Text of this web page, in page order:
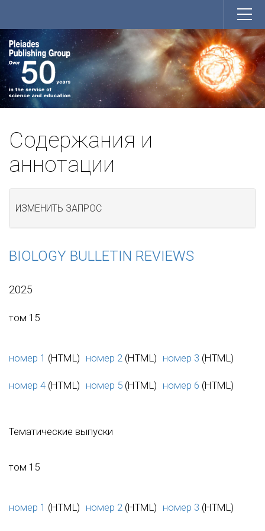
Содержания и
аннотации
ИЗМЕНИТЬ ЗАПРОС
BIOLOGY BULLETIN REVIEWS
2025
том 15
номер 1 (HTML) номер 2 (HTML) номер 3 (HTML)
номер 4 (HTML) номер 5 (HTML) номер 6 (HTML)
Тематические выпуски
том 15
номер 1 (HTML) номер 2 (HTML) номер 3 (HTML)